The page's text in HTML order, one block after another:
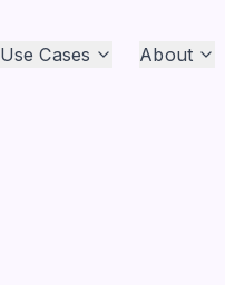
Use Cases About